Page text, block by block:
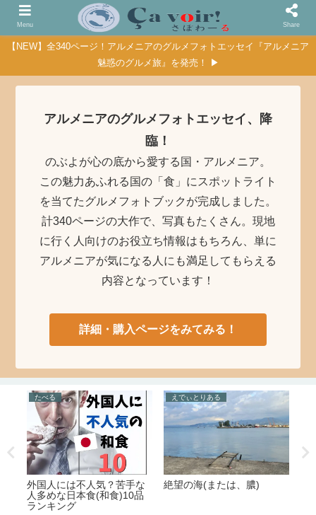
【NEW】全340ページ！アルメニアのグルメフォトエッセイ『アルメニア
魅惑のグルメ旅』を発売！ ▶
アルメニアのグルメフォトエッセイ、降
臨！
のぶよが心の底から愛する国・アルメニア。
この魅力あふれる国の「食」にスポットライト
を当てたグルメフォトブックが完成しました。
計340ページの大作で、写真もたくさん。現地
に行く人向けのお役立ち情報はもちろん、単に
アルメニアが気になる人にも満足してもらえる
内容となっています！
詳細・購入ページをみてみる！
たべる
外国人には不人気？苦手な
人多めな日本食(和食)10品
ランキング
えでぃとりある
絶望の海(または、膿)
Menu Share